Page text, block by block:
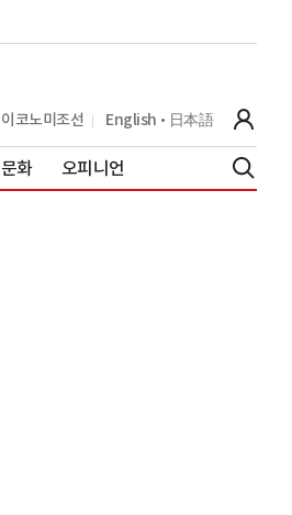
이코노미조선 English 日本語
문화 오피니언